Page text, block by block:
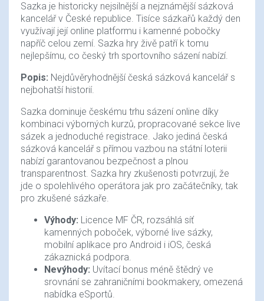
Sazka je historicky nejsilnější a nejznámější sázková
kancelář v České republice. Tisíce sázkařů každý den
využívají její online platformu i kamenné pobočky
napříč celou zemí. Sazka hry živě patří k tomu
nejlepšímu, co český trh sportovního sázení nabízí.
Popis: Nejdůvěryhodnější česká sázková kancelář s
nejbohatší historií.
Sazka dominuje českému trhu sázení online díky
kombinaci výborných kurzů, propracované sekce live
sázek a jednoduché registrace. Jako jediná česká
sázková kancelář s přímou vazbou na státní loterii
nabízí garantovanou bezpečnost a plnou
transparentnost. Sazka hry zkušenosti potvrzují, že
jde o spolehlivého operátora jak pro začátečníky, tak
pro zkušené sázkaře.
Výhody: Licence MF ČR, rozsáhlá síť
kamenných poboček, výborné live sázky,
mobilní aplikace pro Android i iOS, česká
zákaznická podpora.
Nevýhody: Uvítací bonus méně štědrý ve
srovnání se zahraničními bookmakery, omezená
nabídka eSportů.